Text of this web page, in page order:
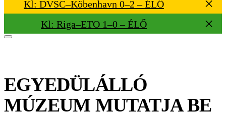
Kl: DVSC–Köbenhavn 0–2 – ÉLŐ
Kl: Riga–ETO 1–0 – ÉLŐ
EGYEDÜLÁLLÓ
MÚZEUM MUTATJA BE